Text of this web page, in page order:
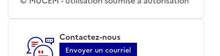
Contactez-nous
Envoyer un courriel